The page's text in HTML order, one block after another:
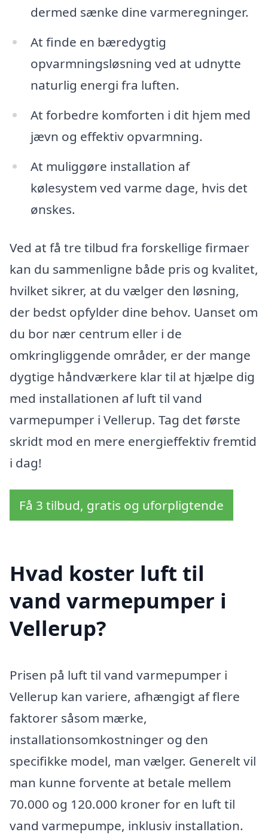
dermed sænke dine varmeregninger.
At finde en bæredygtig
opvarmningsløsning ved at udnytte
naturlig energi fra luften.
At forbedre komforten i dit hjem med
jævn og effektiv opvarmning.
At muliggøre installation af
kølesystem ved varme dage, hvis det
ønskes.
Ved at få tre tilbud fra forskellige firmaer
kan du sammenligne både pris og kvalitet,
hvilket sikrer, at du vælger den løsning,
der bedst opfylder dine behov. Uanset om
du bor nær centrum eller i de
omkringliggende områder, er der mange
dygtige håndværkere klar til at hjælpe dig
med installationen af luft til vand
varmepumper i Vellerup. Tag det første
skridt mod en mere energieffektiv fremtid
i dag!
Få 3 tilbud, gratis og uforpligtende
Hvad koster luft til
vand varmepumper i
Vellerup?
Prisen på luft til vand varmepumper i
Vellerup kan variere, afhængigt af flere
faktorer såsom mærke,
installationsomkostninger og den
specifikke model, man vælger. Generelt vil
man kunne forvente at betale mellem
70.000 og 120.000 kroner for en luft til
vand varmepumpe, inklusiv installation.